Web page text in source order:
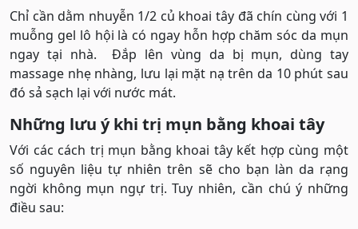
Chỉ cần dằm nhuyễn 1/2 củ khoai tây đã chín cùng với 1
muỗng gel lô hội là có ngay hỗn hợp chăm sóc da mụn
ngay tại nhà. Đắp lên vùng da bị mụn, dùng tay
massage nhẹ nhàng, lưu lại mặt nạ trên da 10 phút sau
đó sả sạch lại với nước mát.
Những lưu ý khi trị mụn bằng khoai tây
Với các cách trị mụn bằng khoai tây kết hợp cùng một
số nguyên liệu tự nhiên trên sẽ cho bạn làn da rạng
ngời không mụn ngự trị. Tuy nhiên, cần chú ý những
điều sau: